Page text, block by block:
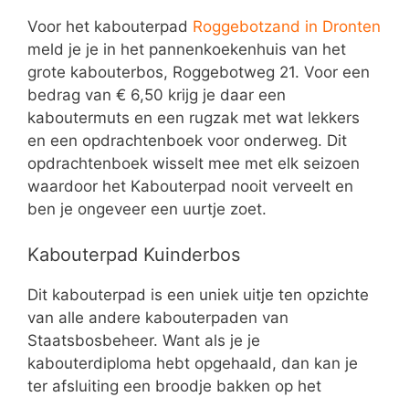
Voor het kabouterpad Roggebotzand in Dronten
meld je je in het pannenkoekenhuis van het
grote kabouterbos, Roggebotweg 21. Voor een
bedrag van € 6,50 krijg je daar een
kaboutermuts en een rugzak met wat lekkers
en een opdrachtenboek voor onderweg. Dit
opdrachtenboek wisselt mee met elk seizoen
waardoor het Kabouterpad nooit verveelt en
ben je ongeveer een uurtje zoet.
Kabouterpad Kuinderbos
Dit kabouterpad is een uniek uitje ten opzichte
van alle andere kabouterpaden van
Staatsbosbeheer. Want als je je
kabouterdiploma hebt opgehaald, dan kan je
ter afsluiting een broodje bakken op het